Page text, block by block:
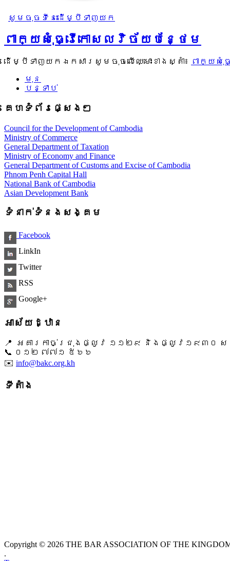
សូមចុចទីនេះដើម្បីទាញយក
ពាក្យសុំធ្វើកោសលវិច័យបន្ថែម
ដើម្បីទាញយកឯកសារសូមចុចលើឈ្មោះខាងស្តាំ៖
ពាក្យសុំ
មុន
បន្ទាប់
គេហទំព័រផ្សេងៗ
Council for the Development of Cambodia
Ministry of Commerce
General Department of Taxation
Ministry of Economy and Finance
General Department of Customs and Excise of Cambodia
Phnom Penh Capital Hall
National Bank of Cambodia
Asian Development Bank
ទំនាក់ទំនងសង្គម
Facebook
LinkIn
Twitter
RSS
Google+
អាស័យដ្ឋាន
📍 អគារកាច់ជ្រុងផ្លូវ ១១២៩ និងផ្លូវ១៩៣០ ស
📞 ​០១២ ៧៧១ ៥៦៦
✉️ info@bakc.org.kh
ទីតាំង
Copyright © 2026 THE BAR ASSOCIATION OF THE
.